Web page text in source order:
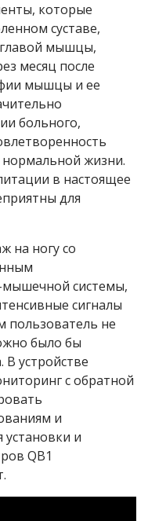
которые
суставе,
мышцы,
месяц после
мышцы и ее
больного,
нормальной жизни.
в настоящее
для
на ногу со
мышечной системы,
сигналы
пользователь не
было бы
устройстве
с обратной
и
и
QB1